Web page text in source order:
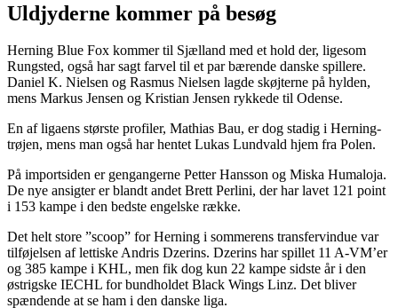
Uldjyderne kommer på besøg
Herning Blue Fox kommer til Sjælland med et hold der, ligesom
Rungsted, også har sagt farvel til et par bærende danske spillere.
Daniel K. Nielsen og Rasmus Nielsen lagde skøjterne på hylden,
mens Markus Jensen og Kristian Jensen rykkede til Odense.
En af ligaens største profiler, Mathias Bau, er dog stadig i Herning-
trøjen, mens man også har hentet Lukas Lundvald hjem fra Polen.
På importsiden er gengangerne Petter Hansson og Miska Humaloja.
De nye ansigter er blandt andet Brett Perlini, der har lavet 121 point
i 153 kampe i den bedste engelske række.
Det helt store ”scoop” for Herning i sommerens transfervindue var
tilføjelsen af lettiske Andris Dzerins. Dzerins har spillet 11 A-VM’er
og 385 kampe i KHL, men fik dog kun 22 kampe sidste år i den
østrigske IECHL for bundholdet Black Wings Linz. Det bliver
spændende at se ham i den danske liga.